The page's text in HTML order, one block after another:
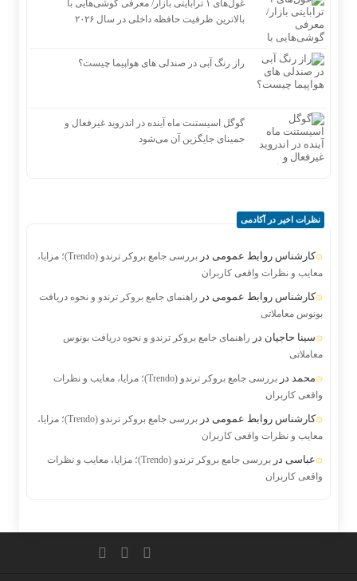
غول‌های ۱ ترابایتی بازار/ معرفی گوشی‌هایی با
بالاترین ظرفیت حافظه داخلی در سال ۲۰۲۶
راز رنگ آبی در صندلی های هواپیما چیست؟
گوگل اسیستنت ماه آینده در اندروید غیرفعال و
جمینای جایگزین آن می‌شود
نظرات اخیر در آکادمی
کارشناس روابط عمومی در
بررسی جامع بروکر ترندو (Trendo)؛ مزایا،
معایب و نظرات واقعی کاربران
کارشناس روابط عمومی در راهنمای جامع بروکر ترندو و نحوه دریافت
بونوس معاملاتی
سینا حاجیان در راهنمای جامع بروکر ترندو و نحوه دریافت بونوس
معاملاتی
محمد در
بررسی جامع بروکر ترندو (Trendo)؛ مزایا، معایب و نظرات
واقعی کاربران
کارشناس روابط عمومی در
بررسی جامع بروکر ترندو (Trendo)؛ مزایا،
معایب و نظرات واقعی کاربران
عباسی در
بررسی جامع بروکر ترندو (Trendo)؛ مزایا، معایب و نظرات
واقعی کاربران